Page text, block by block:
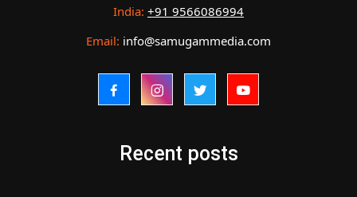
India: +91 9566086994
Email: info@samugammedia.com
Recent posts